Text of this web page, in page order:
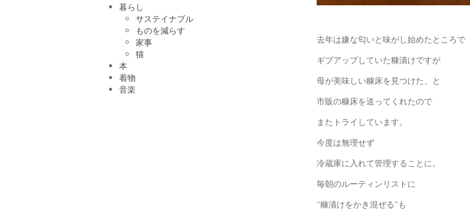
去年は嫌な匂いと味がし始めたところで
ギブアップしていた糠漬けですが
母が美味しい糠床を見つけた、と
市販の糠床を送ってくれたので
またトライしています。
今度は無理せず
冷蔵庫に入れて管理することに。
毎朝のルーティンリストに
”糠漬けをかき混ぜる”も
暮らし
サステイナブル
ものを減らす
家事
猫
本
着物
音楽